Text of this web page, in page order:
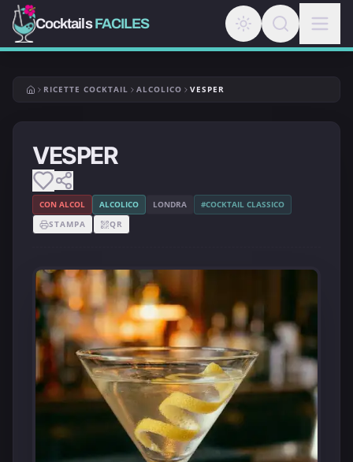
CocktailsFACILES
RICETTE COCKTAIL ALCOLICO VESPER
VESPER
CON ALCOL ALCOLICO LONDRA
#COCKTAIL CLASSICO
STAMPA
QR